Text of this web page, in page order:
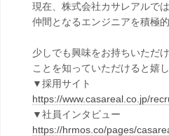
現在、株式会社カサレアルで
仲間となるエンジニアを積極
少しでも興味をお持ちいただ
ことを知っていただけると嬉し
▼採用サイト
https://www.casareal.co.jp/
▼社員インタビュー
https://hrmos.co/pages/